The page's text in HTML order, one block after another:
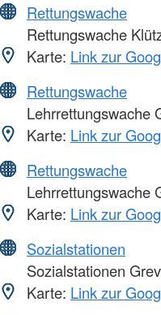
Rettungswache
Rettungswache
Karte: Link zur
Rettungswache
Lehrrettungswache
Karte: Link zur
Rettungswache
Lehrrettungswache
Karte: Link zur
Sozialstationen
Sozialstationen
Karte: Link zur